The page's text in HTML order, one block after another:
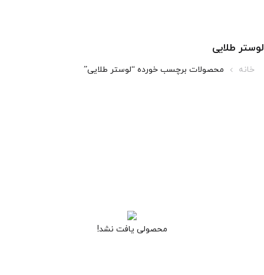
لوستر طلایی
خانه محصولات برچسب خورده “لوستر طلایی”
محصولی یافت نشد!